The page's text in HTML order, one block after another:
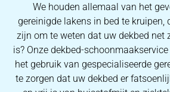
We houden allemaal van het
gereinigde lakens in bed te kruipen,
zijn om te weten dat uw dekbed net
is? Onze dekbed-
het gebruik van gespecialiseerde
te zorgen dat uw dekbed er